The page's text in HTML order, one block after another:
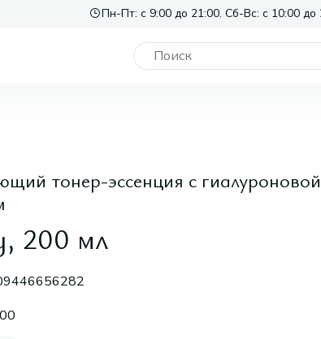
Пн-Пт: с 9:00 до 21:00. Сб-Вс: с 10:00 до
тонер-эссенция с
200 мл